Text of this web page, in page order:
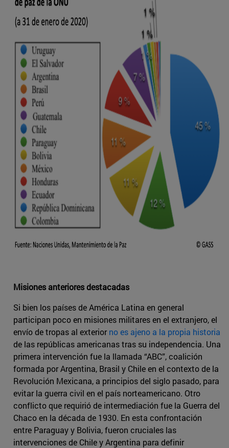
Misiones anteriores destacadas
Si bien los países de América Latina en general
participan poco en misiones militares en el extranjero, el
envío de tropas al exteriorno es ajeno a la propia historia
de las repúblicas americanas tras su independencia. Una
primera intervención fue la llamada “ABC”, coalición
formada por Argentina, Brasil y Chile en el contexto de la
Revolución Mexicana, a principios del siglo pasado, para
evitar la guerra civil en el país norteamericano. Otro
conflicto que requirió de intermediación fue la Guerra del
Chaco en la década de 1930. En esta confrontación
entre Paraguay y Bolivia, fueron cruciales las
intervenciones de Chile y Argentina para definir